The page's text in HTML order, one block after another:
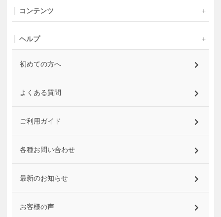
コンテンツ
ヘルプ
初めての方へ
よくある質問
ご利用ガイド
各種お問い合わせ
最新のお知らせ
お客様の声